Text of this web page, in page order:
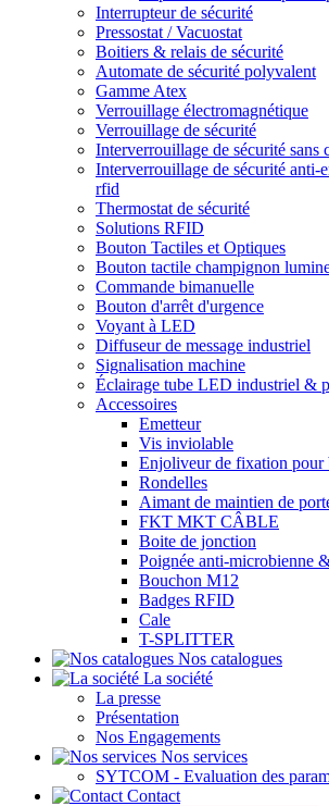
Interrupteur de sécurité
Pressostat / Vacuostat
Boitiers & relais de sécurité
Automate de sécurité polyvalent
Gamme Atex
Verrouillage électromagnétique
Verrouillage de sécurité
Interverrouillage de sécurité sans
Interverrouillage de sécurité anti-
rfid
Thermostat de sécurité
Solutions RFID
Bouton Tactiles et Optiques
Bouton tactile champignon
Commande bimanuelle
Bouton d'arrêt d'urgence
Voyant à LED
Diffuseur de message industriel
Signalisation machine
Éclairage tube LED industriel &
Accessoires
Emetteur
Vis inviolable
Enjoliveur de fixation pour
Rondelles
Aimant de maintien de
FKT MKT CÂBLE
Boite de jonction
Poignée anti-microbienne
Bouchon M12
Badges RFID
Cale
T-SPLITTER
Nos catalogues
La société
La presse
Présentation
Nos Engagements
Nos services
SYTCOM - Evaluation des
Contact